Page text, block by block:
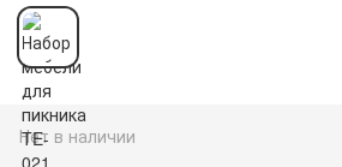
Нет в наличии